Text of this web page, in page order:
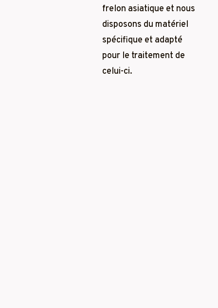
frelon asiatique et nous
disposons du matériel
spécifique et adapté
pour le traitement de
celui-ci.